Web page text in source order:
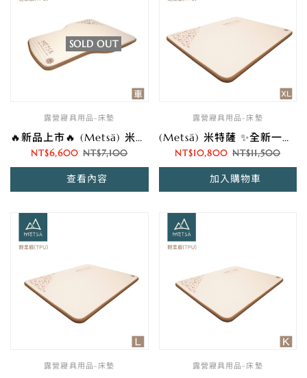
SOLD OUT
露營寢具用品-床墊
🔥新品上市🔥 (Metsä) 米特薩 ✨全新一代 | 睡眠新科技✨ 眠月車用拉絲充氣床-輕柔版(TPU) | 獨家專利 Spider Web 結構設計
NT$7,100
NT$6,600
查看內容
露營寢具用品-床墊
(Metsä) 米特薩 ✨全新一代 | 睡眠新科技✨ 眠月拉絲充氣床-輕柔版(TPU) | 獨家專利 Spider Web 結構設計 | (XL)
NT$11,500
NT$10,800
加入購物車
露營寢具用品-床墊 露營寢具用品-床墊